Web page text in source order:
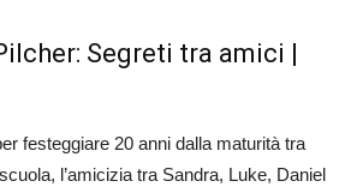
Segreti tra amici |
festeggiare 20 anni dalla maturità tra
l’amicizia tra Sandra, Luke, Daniel